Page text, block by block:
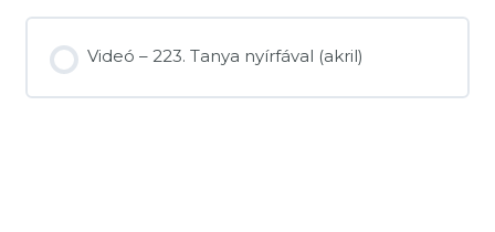
Videó – 223. Tanya nyírfával (akril)